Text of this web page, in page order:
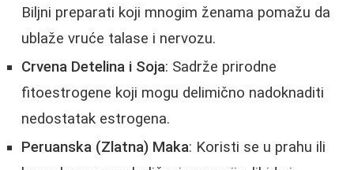
Biljni preparati koji mnogim ženama pomažu da
ublaže vruće talase i nervozu.
Crvena Detelina i Soja: Sadrže prirodne
fitoestrogene koji mogu delimično nadoknaditi
nedostatak estrogena.
Peruanska (Zlatna) Maka: Koristi se u prahu ili